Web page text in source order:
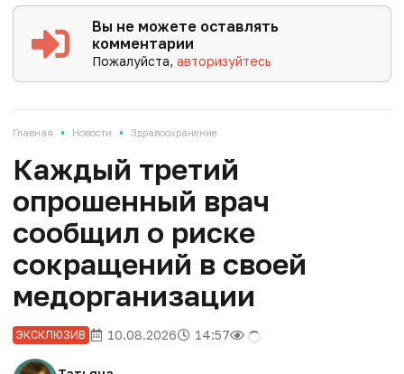
Вы не можете оставлять
комментарии
Пожалуйста,авторизуйтесь
Главная • Новости • Здравоохранение
Каждый третий
опрошенный врач
сообщил о риске
сокращений в своей
медорганизации
ЭКСКЛЮЗИВ 10.08.2026 14:57